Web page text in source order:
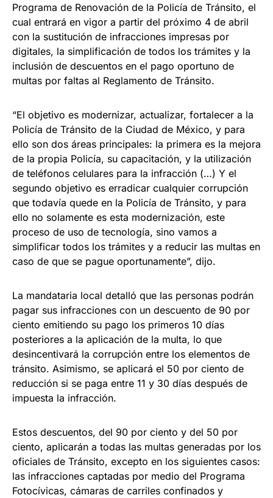
Programa de Renovación de la Policía de Tránsito, el
cual entrará en vigor a partir del próximo 4 de abril
con la sustitución de infracciones impresas por
digitales, la simplificación de todos los trámites y la
inclusión de descuentos en el pago oportuno de
multas por faltas al Reglamento de Tránsito.
“El objetivo es modernizar, actualizar, fortalecer a la
Policía de Tránsito de la Ciudad de México, y para
ello son dos áreas principales: la primera es la mejora
de la propia Policía, su capacitación, y la utilización
de teléfonos celulares para la infracción (…) Y el
segundo objetivo es erradicar cualquier corrupción
que todavía quede en la Policía de Tránsito, y para
ello no solamente es esta modernización, este
proceso de uso de tecnología, sino vamos a
simplificar todos los trámites y a reducir las multas en
caso de que se pague oportunamente”, dijo.
La mandataria local detalló que las personas podrán
pagar sus infracciones con un descuento de 90 por
ciento emitiendo su pago los primeros 10 días
posteriores a la aplicación de la multa, lo que
desincentivará la corrupción entre los elementos de
tránsito. Asimismo, se aplicará el 50 por ciento de
reducción si se paga entre 11 y 30 días después de
impuesta la infracción.
Estos descuentos, del 90 por ciento y del 50 por
ciento, aplicarán a todas las multas generadas por los
oficiales de Tránsito, excepto en los siguientes casos:
las infracciones captadas por medio del Programa
Fotocívicas, cámaras de carriles confinados y